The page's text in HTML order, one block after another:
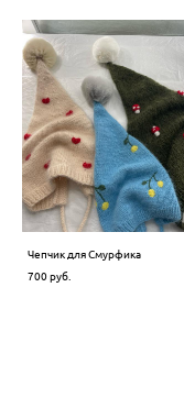
Чепчик для Смурфика
700 pуб.